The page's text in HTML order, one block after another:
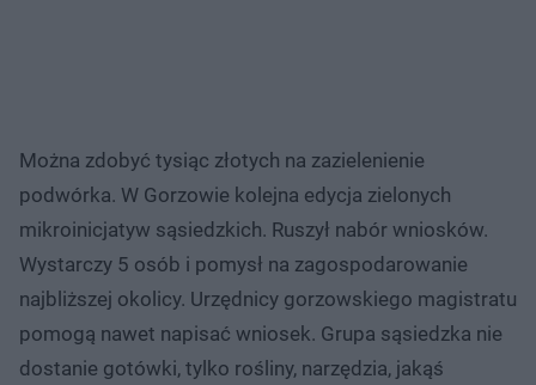
Można zdobyć tysiąc złotych na zazielenienie
podwórka. W Gorzowie kolejna edycja zielonych
mikroinicjatyw sąsiedzkich. Ruszył nabór wniosków.
Wystarczy 5 osób i pomysł na zagospodarowanie
najbliższej okolicy. Urzędnicy gorzowskiego magistratu
pomogą nawet napisać wniosek. Grupa sąsiedzka nie
dostanie gotówki, tylko rośliny, narzędzia, jakąś